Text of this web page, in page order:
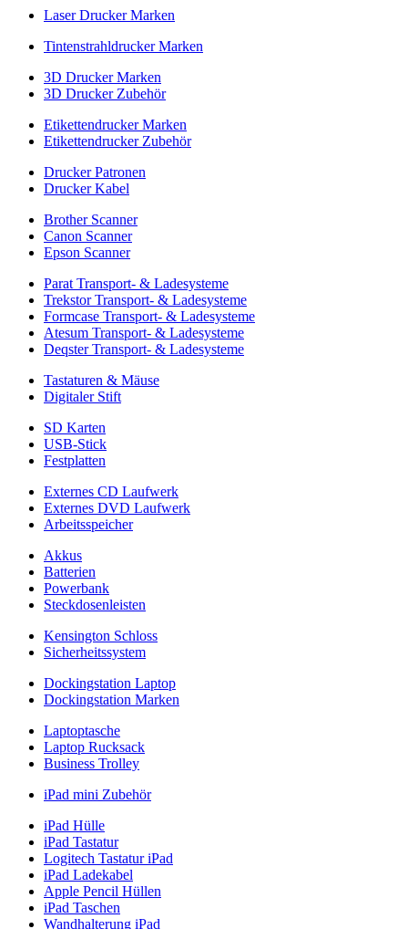
Laser Drucker Marken
Tintenstrahldrucker Marken
3D Drucker Marken
3D Drucker Zubehör
Etikettendrucker Marken
Etikettendrucker Zubehör
Drucker Patronen
Drucker Kabel
Brother Scanner
Canon Scanner
Epson Scanner
Parat Transport- & Ladesysteme
Trekstor Transport- & Ladesysteme
Formcase Transport- & Ladesysteme
Atesum Transport- & Ladesysteme
Deqster Transport- & Ladesysteme
Tastaturen & Mäuse
Digitaler Stift
SD Karten
USB-Stick
Festplatten
Externes CD Laufwerk
Externes DVD Laufwerk
Arbeitsspeicher
Akkus
Batterien
Powerbank
Steckdosenleisten
Kensington Schloss
Sicherheitssystem
Dockingstation Laptop
Dockingstation Marken
Laptoptasche
Laptop Rucksack
Business Trolley
iPad mini Zubehör
iPad Hülle
iPad Tastatur
Logitech Tastatur iPad
iPad Ladekabel
Apple Pencil Hüllen
iPad Taschen
Wandhalterung iPad